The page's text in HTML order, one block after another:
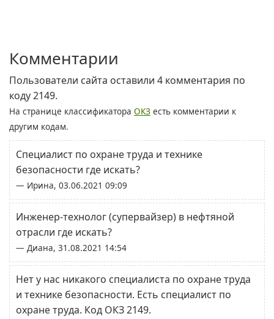
Комментарии
Пользователи сайта оставили 4 комментария по
коду 2149.
На странице классификатора ОКЗ есть комментарии к
другим кодам.
Специалист по охране труда и технике
безопасности где искать?
— Ирина, 03.06.2021 09:09
Инженер-технолог (супервайзер) в нефтяной
отрасли где искать?
— Диана, 31.08.2021 14:54
Нет у нас никакого специалиста по охране труда
и технике безопасности. Есть специалист по
охране труда. Код ОКЗ 2149.